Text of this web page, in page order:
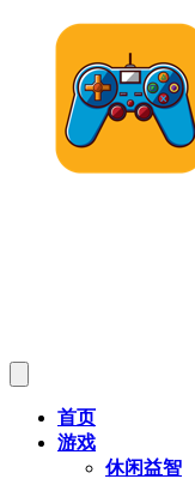
首页
游戏
休闲益智